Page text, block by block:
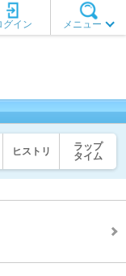
メニュー
グイン
ヒストリ
ラップ
タイム